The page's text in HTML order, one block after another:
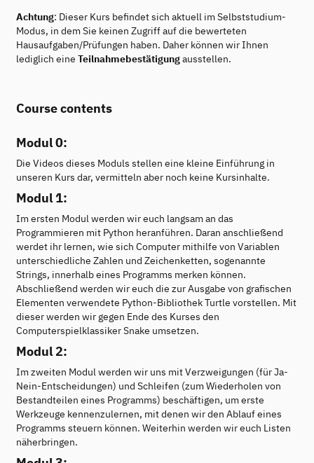
Achtung: Dieser Kurs befindet sich aktuell im Selbststudium-
Modus, in dem Sie keinen Zugriff auf die bewerteten
Hausaufgaben/Prüfungen haben. Daher können wir Ihnen
lediglich eine Teilnahmebestätigungausstellen.
Course contents
Modul 0:
Die Videos dieses Moduls stellen eine kleine Einführung in
unseren Kurs dar, vermitteln aber noch keine Kursinhalte.
Modul 1:
Im ersten Modul werden wir euch langsam an das
Programmieren mit Python heranführen. Daran anschließend
werdet ihr lernen, wie sich Computer mithilfe von Variablen
unterschiedliche Zahlen und Zeichenketten, sogenannte
Strings, innerhalb eines Programms merken können.
Abschließend werden wir euch die zur Ausgabe von grafischen
Elementen verwendete Python-Bibliothek Turtle vorstellen. Mit
dieser werden wir gegen Ende des Kurses den
Computerspielklassiker Snake umsetzen.
Modul 2:
Im zweiten Modul werden wir uns mit Verzweigungen (für Ja-
Nein-Entscheidungen) und Schleifen (zum Wiederholen von
Bestandteilen eines Programms) beschäftigen, um erste
Werkzeuge kennenzulernen, mit denen wir den Ablauf eines
Programms steuern können. Weiterhin werden wir euch Listen
näherbringen.